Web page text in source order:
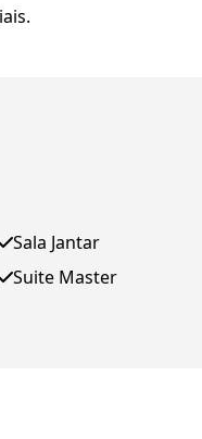
Sala Jantar
Suite Master